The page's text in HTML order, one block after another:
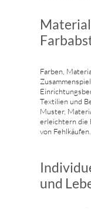
Farben,
Textilien und
Muster,
erleichtern die
von Fehlkäufen.
und